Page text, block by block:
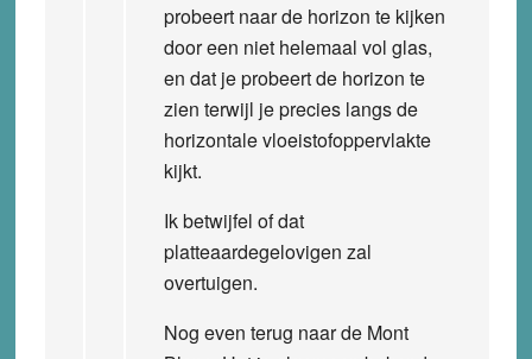
probeert naar de horizon te kijken
door een niet helemaal vol glas,
en dat je probeert de horizon te
zien terwijl je precies langs de
horizontale vloeistofoppervlakte
kijkt.
Ik betwijfel of dat
platteaardegelovigen zal
overtuigen.
Nog even terug naar de Mont